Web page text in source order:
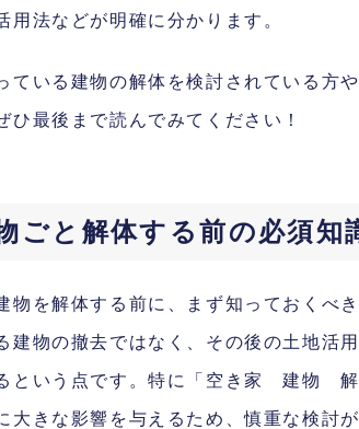
用法などが明確に分かります。
ている建物の解体を検討されている方
ひ最後まで読んでみてください！
ごと解体する前の必須知
物を解体する前に、まず知っておくべ
建物の撤去ではなく、その後の土地活
という点です。特に「空き家 建物 解
大きな影響を与えるため、慎重な検討が